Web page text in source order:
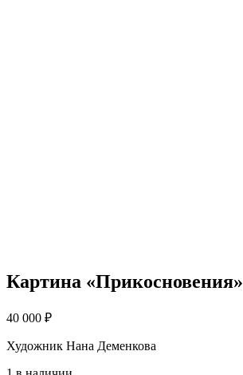
Картина «Прикосновения»
40 000 ₽
Художник Нана Деменкова